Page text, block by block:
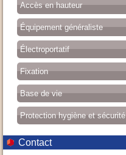
Accès en hauteur
Équipement généraliste
Électroportatif
Fixation
Base de vie
Protection hygiène et sécurité
Contact